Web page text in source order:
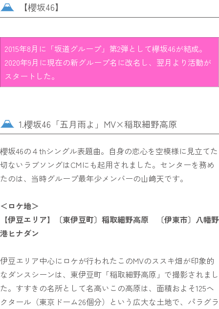
【櫻坂46】
2015年8月に「坂道グループ」第2弾として欅坂46が結成。
2020年9月に現在の新グループ名に改名し、翌月より活動が
スタートした。
1.櫻坂46「五月雨よ」MV×稲取細野高原
櫻坂46の４thシングル表題曲。自身の恋心を空模様に見立てた
切ないラブソングはCMにも起用されました。センターを務め
たのは、当時グループ最年少メンバーの山﨑天です。
＜ロケ地＞
【伊豆エリア】〔東伊豆町〕稲取細野高原 〔伊東市〕八幡野
港ヒナダン
伊豆エリア中心にロケが行われたこのMVのススキ畑が印象的
なダンスシーンは、東伊豆町「稲取細野高原」で撮影されまし
た。すすきの名所として名高いこの高原は、面積およそ125ヘ
クタール（東京ドーム26個分）という広大な土地で、パラグラ